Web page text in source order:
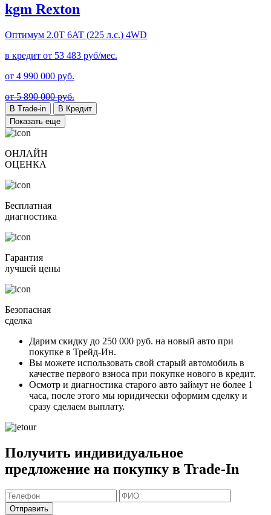
kgm Rexton
Оптимум 2.0T 6AT (225 л.с.) 4WD
в кредит от 53 483 руб/мес.
от 4 990 000 руб.
от 5 890 000 руб.
В Trade-in
В Кредит
Показать еще
ОНЛАЙН
ОЦЕНКА
Бесплатная
диагностика
Гарантия
лучшей цены
Безопасная
сделка
Дарим скидку до 250 000 руб. на новый авто при
покупке в Трейд-Ин.
Вы можете использовать свой старый автомобиль в
качестве первого взноса при покупке нового в кредит.
Осмотр и диагностика старого авто займут не более 1
часа, после этого мы юридически оформим сделку и
сразу сделаем выплату.
Получить индивидуальное
предложение на покупку в Trade-In
Отправить